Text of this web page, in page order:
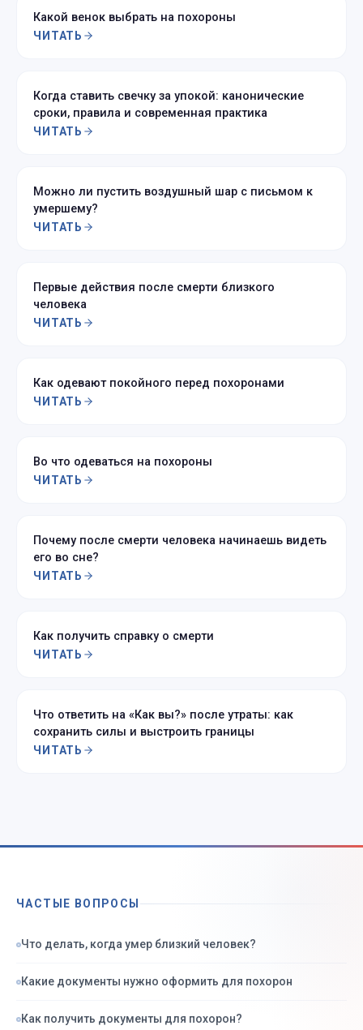
Какой венок выбрать на похороны
ЧИТАТЬ
Когда ставить свечку за упокой: канонические
сроки, правила и современная практика
ЧИТАТЬ
Можно ли пустить воздушный шар с письмом к
умершему?
ЧИТАТЬ
Первые действия после смерти близкого
человека
ЧИТАТЬ
Как одевают покойного перед похоронами
ЧИТАТЬ
Во что одеваться на похороны
ЧИТАТЬ
Почему после смерти человека начинаешь видеть
его во сне?
ЧИТАТЬ
Как получить справку о смерти
ЧИТАТЬ
Что ответить на «Как вы?» после утраты: как
сохранить силы и выстроить границы
ЧИТАТЬ
ЧАСТЫЕ ВОПРОСЫ
Что делать, когда умер близкий человек?
Какие документы нужно оформить для похорон
Как получить документы для похорон?